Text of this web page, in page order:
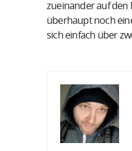
zueinander auf den
überhaupt noch
sich einfach über